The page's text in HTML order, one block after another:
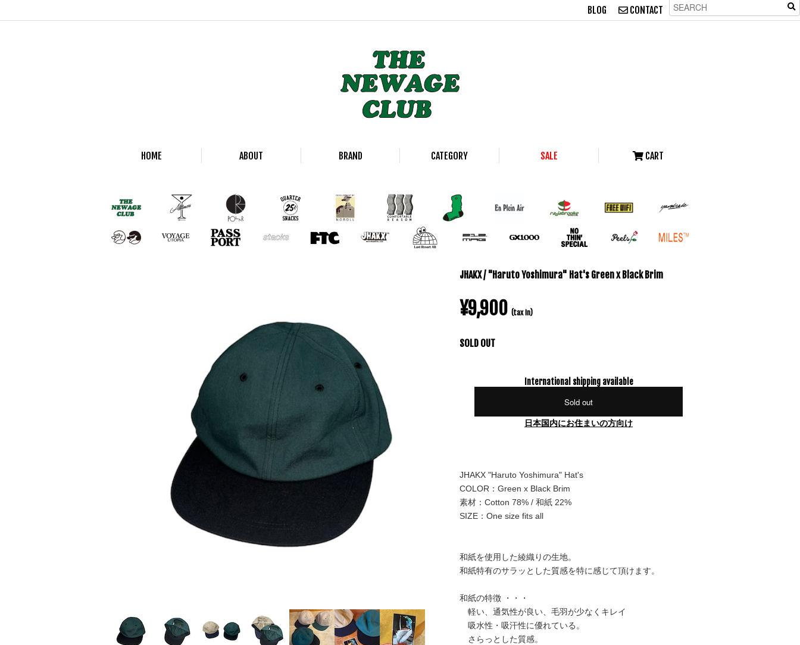
BLOG CONTACT
HOME ABOUT BRAND CATEGORY SALE CART
JHAKX / "Haruto Yoshimura" Hat's Green x Black Brim
¥9,900 (tax in)
SOLD OUT
International shipping available
Sold out
日本国内にお住まいの方向け
JHAKX "Haruto Yoshimura" Hat's
COLOR：Green x Black Brim
素材：Cotton 78% / 和紙 22%
SIZE：One size fits all
和紙を使用した綾織りの生地。
和紙特有のサラッとした質感を特に感じて頂けます。
和紙の特徴 ・・・
軽い、通気性が良い、毛羽が少なくキレイ
吸水性・吸汗性に優れている。
さらっとした質感。